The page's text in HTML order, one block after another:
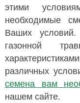
этими
необходимые
Ваших
газонной
различных
семена вам
нашем сайте.